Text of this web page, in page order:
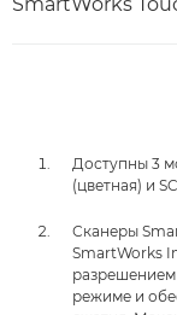
Доступны 3
(цветная) и
Сканеры
SmartWorks
режиме и